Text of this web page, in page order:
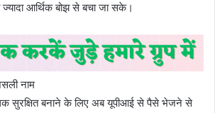
ज्यादा आर्थिक बोझ से बचा जा सके।
नाम
सुरक्षित बनाने के लिए अब यूपीआई से पैसे भेजने से